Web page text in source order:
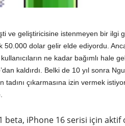
ve geliştiricisine istenmeyen bir ilgi
dolar gelir elde ediyordu.
ne kadar bağımlı hale
kaldırdı. Belki de 10 yıl sonra
tadını çıkarmasına izin vermek
beta, iPhone 16 serisi için aktif